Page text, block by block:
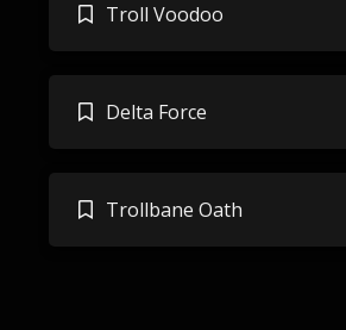
Troll Voodoo
Delta Force
Trollbane Oath